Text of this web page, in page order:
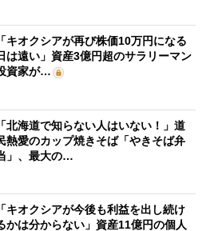
「キオクシアが再び株価10万円になる
は遠い」資産3億円超のサラリーマン
資家が…
「北海道で知らない人はいない！」道
熱愛のカップ焼きそば「やきそば弁
」、最大の…
「キオクシアが今後も利益を出し続け
かは分からない」資産11億円の個人